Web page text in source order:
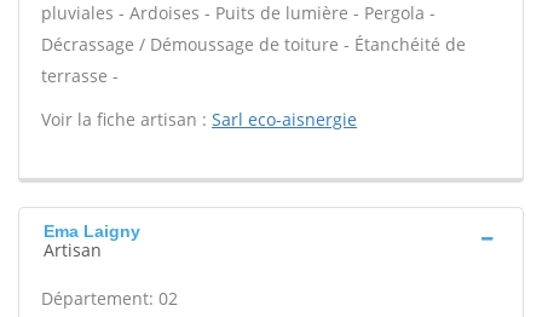
pluviales - Ardoises - Puits de lumière - Pergola -
Décrassage / Démoussage de toiture - Étanchéité de
terrasse -
Voir la fiche artisan : Sarl eco-aisnergie
Ema Laigny
Artisan
Département: 02